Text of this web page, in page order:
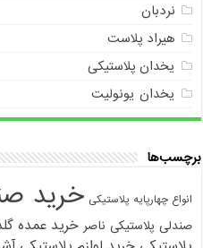
نردبان
هیراد پلاست
یخدان پلاستیکی
یخدان یونولیت
برچسب‌ها
انواع چهارپایه پلاستیکی خرید
صندلی پلاستیکی ناصر خرید عمده